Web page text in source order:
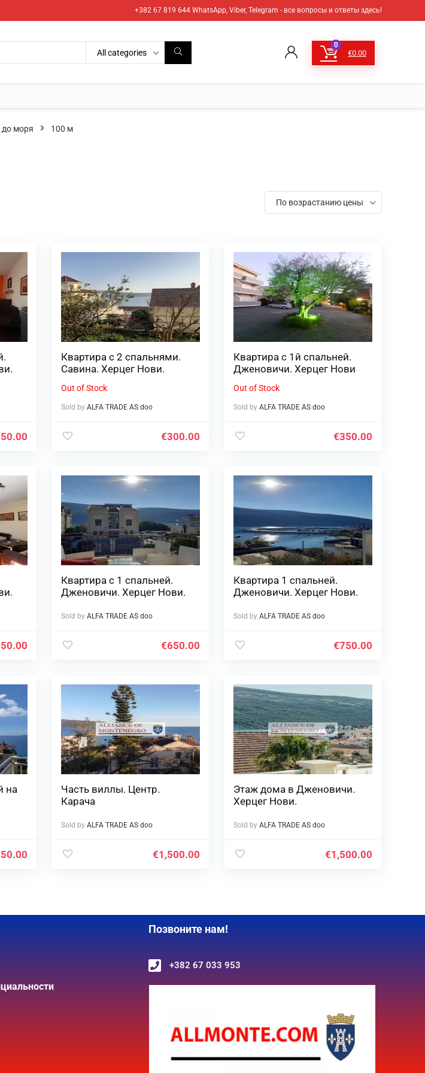
+382 67 819 644 WhatsApp, Viber, Telegram - все вопросы и ответы здесь!
All categories
0
€0.00
до моря 100 м
По возрастанию цены
Квартира с 2 спальнями.
Савина. Херцег Нови.
Out of Stock
Sold by ALFA TRADE AS doo
€300.00
Квартира с 1й спальней.
Дженовичи. Херцег Нови
Out of Stock
Sold by ALFA TRADE AS doo
€350.00
Квартира с 1 спальней.
Дженовичи. Херцег Нови.
Sold by ALFA TRADE AS doo
€650.00
Квартира 1 спальней.
Дженовичи. Херцег Нови.
Sold by ALFA TRADE AS doo
€750.00
на
Часть виллы. Центр.
Карача
Sold by ALFA TRADE AS doo
€1,500.00
Этаж дома в Дженовичи.
Херцег Нови.
Sold by ALFA TRADE AS doo
€1,500.00
Позвоните нам!
+382 67 033 953